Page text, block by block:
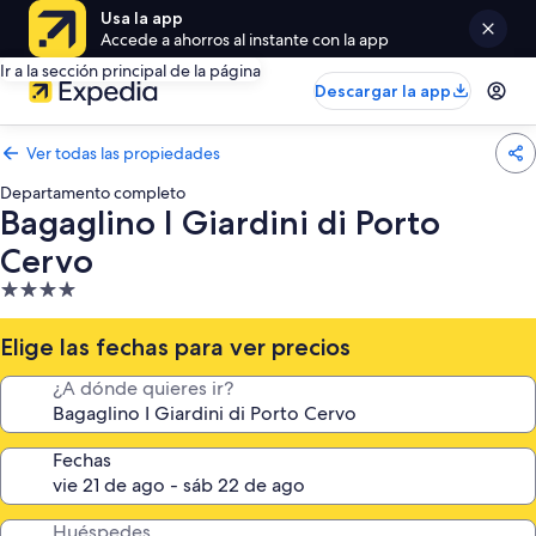
Usa la app
Accede a ahorros al instante con la app
Ir a la sección principal de la página
Descargar la app
Ver todas las propiedades
Departamento completo
Bagaglino I Giardini di Porto
Cervo
Propiedad
de
4.0
estrellas
Elige las fechas para ver precios
¿A dónde quieres ir?
Fechas